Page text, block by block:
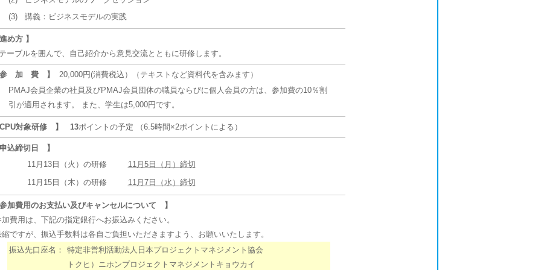
(3)
講義：ビジネスモデルの実践
進め方 】
ーブルを囲んで、自己紹介から意見交流とともに研修します。
参 加 費 】
20,000円(消費税込）（テキストなど資料代を含みます）
PMAJ会員企業の社員及びPMAJ会員団体の職員ならびに個人会員の方は、参加費の10％割
引が適用されます。 また、学生は5,000円です。
CPU対象研修 】 13ポイントの予定 （6.5時間×2ポイントによる）
申込締切日 】
11月13日（火）の研修
11月5日（月）締切
11月15日（木）の研修
11月7日（水）締切
参加費用のお支払い及びキャンセルについて 】
費用は、下記の指定銀行へお振込みください。
ですが、振込手数料は各自ご負担いただきますよう、お願いいたします。
振込先口座名：
特定非営利活動法人日本プロジェクトマネジメント協会
トクヒ）ニホンプロジェクトマネジメントキョウカイ